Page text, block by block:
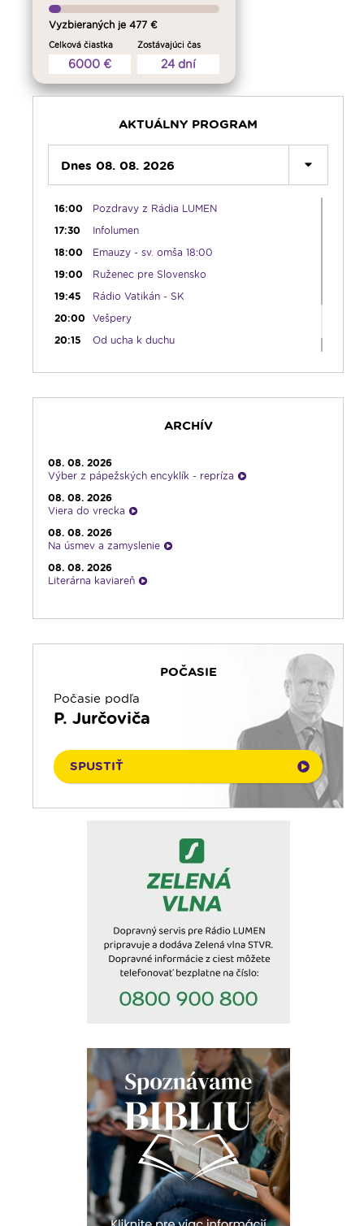
Vyzbieraných je 477 €
Celková čiastka
6000 €
Zostávajúci čas
24 dní
AKTUÁLNY PROGRAM
Dnes 08. 08. 2026
09:30
Viera do vrecka
10:30
Emauzy - mimoriadny prenos
12:30
Biblia za rok
13:00
Na úsmev a zamyslenie
Korunka Božieho milosrdenstva - Hodina
milosrdenstva
15:15
Literárna kaviareň
15:50
Vatikánsky týždenník (r.)
16:00
Pozdravy z Rádia LUMEN
17:30
Infolumen
18:00
Emauzy - sv. omša 18:00
19:00
Ruženec pre Slovensko
19:45
Rádio Vatikán - SK
20:00
Vešpery
20:15
Od ucha k duchu
ARCHÍV
08. 08. 2026
Výber z pápežských encyklík - repríza
08. 08. 2026
Viera do vrecka
08. 08. 2026
Na úsmev a zamyslenie
08. 08. 2026
Literárna kaviareň
Kláštory a rehoľný život
08. 08. 2026
Vatikánsky týždenník
Choďte a hlásajte
07. 08. 2026
POČASIE
Počasie podľa
P. Jurčoviča
SPUSTIŤ